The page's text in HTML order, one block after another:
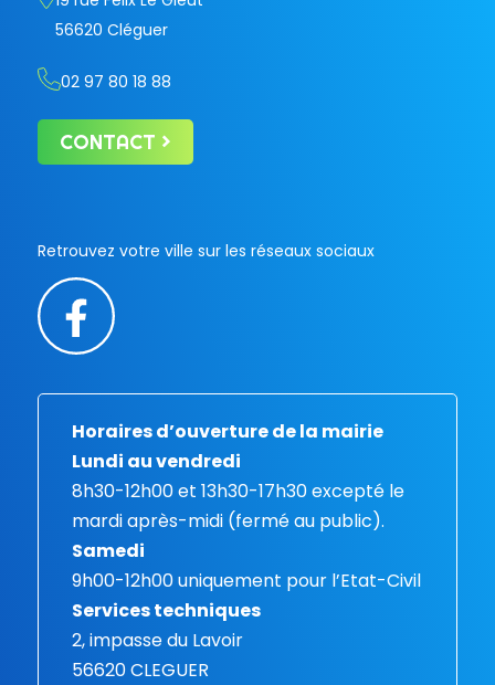
56620 Cléguer
02 97 80 18 88
CONTACT
Retrouvez votre ville sur les réseaux sociaux
Horaires d’ouverture de la mairie
Lundi au vendredi
8h30-12h00 et 13h30-17h30 excepté le
mardi après-midi (fermé au public).
Samedi
9h00-12h00 uniquement pour l’Etat-Civil
Services techniques
2, impasse du Lavoir
56620 CLEGUER